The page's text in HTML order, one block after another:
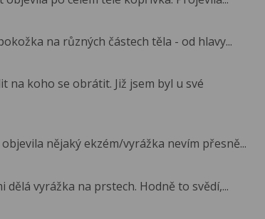
na různých částech těla - od hlavy...
na koho se obrátit. Již jsem byl u své
nějaký ekzém/vyrážka nevím přesně...
dělá vyrážka na prstech. Hodně to svědí,...